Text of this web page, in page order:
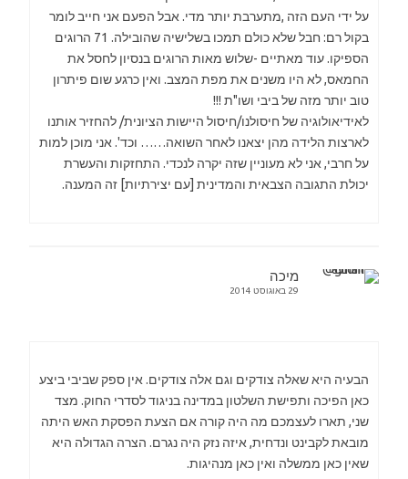
על ידי העם הזה ,מתערבת יותר מדי. אבל הפעם אני חייב לומר
בקול רם: חבל שלא כולם תמכו בשלישיה שהובילה. 71 הרוגים
הספיקו. עוד מאתיים -שלוש מאות הרוגים בנסיון לחסל את
החמאס, לא היו משנים את מפת המצב. ואין כרגע שום פיתרון
טוב יותר מזה של ביבי ושו"ת !!!
לאידיאולוגיה של חיסולנו/חיסול היישות הציונית/ להחזיר אותנו
לארצות הלידה מהן יצאנו לאחר השואה…… וכד'. אני מוכן למות
על חרבי, אני לא מעוניין שזה יקרה לנכדי. התחזקות והעשרת
יכולת התגובה הצבאית והמדינית [עם יצירתיות] זה המענה.
מיכה
29 באוגוסט 2014
הבעיה היא שאלה צודקים וגם אלה צודקים. אין ספק שביבי ביצע
כאן הפיכה ותפישת השלטון במדינה בניגוד לסדרי החוק. מצד
שני, תארו לעצמכם מה היה קורה אם הצעת הפסקת האש היתה
מובאת לקבינט ונדחית, איזה נזק היה נגרם. הצרה הגדולה היא
שאין כאן ממשלה ואין כאן מנהיגות.